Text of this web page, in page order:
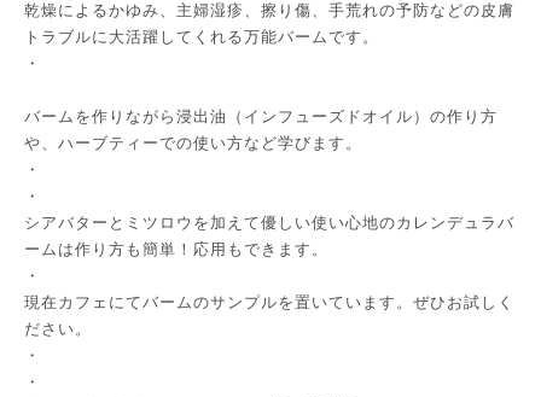
乾燥によるかゆみ、主婦湿疹、擦り傷、手荒れの予防などの皮膚
トラブルに大活躍してくれる万能バームです。
・
バームを作りながら浸出油（インフューズドオイル）の作り方
や、ハーブティーでの使い方など学びます。
・
・
シアバターとミツロウを加えて優しい使い心地のカレンデュラバ
ームは作り方も簡単！応用もできます。
・
現在カフェにてバームのサンプルを置いています。ぜひお試しく
ださい。
・
・